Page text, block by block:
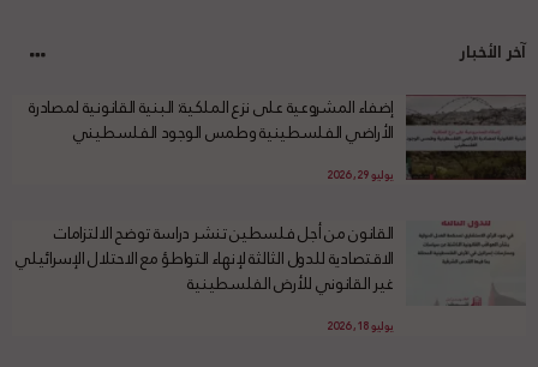
آخر الأخبار
إضفاء المشروعية على نزع الملكية: البنية القانونية لمصادرة
الأراضي الفلسطينية وطمس الوجود الفلسطيني
يوليو 29, 2026
القانون من أجل فلسطين تنشر دراسة توضح الالتزامات
الاقتصادية للدول الثالثة لإنهاء التواطؤ مع الاحتلال الإسرائيلي
غير القانوني للأرض الفلسطينية
يوليو 18, 2026